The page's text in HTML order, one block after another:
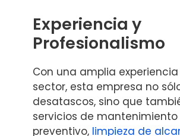
Experiencia y
Profesionalismo
Con una amplia
sector, esta empresa no
desatascos, sino que
servicios de mantenimiento
preventivo, limpieza de